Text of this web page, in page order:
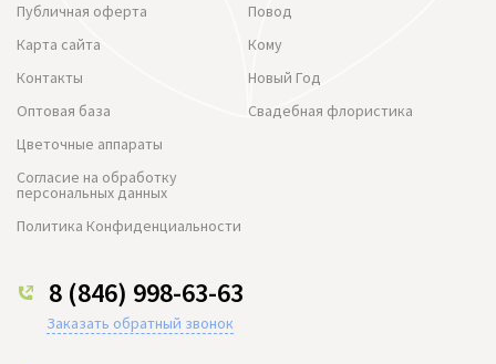
Публичная оферта
Карта сайта
Контакты
Оптовая база
Цветочные аппараты
Согласие на обработку
персональных данных
Политика Конфиденциальности
Повод
Кому
Новый Год
Свадебная флористика
8 (846) 998-63-63
Заказать обратный звонок